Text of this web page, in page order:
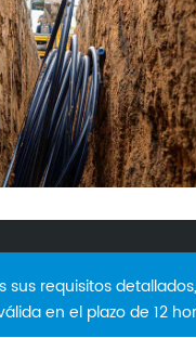
sus requisitos
en el plazo de 12